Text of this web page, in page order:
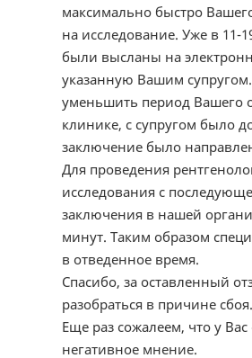
максимально быстро
на исследование. Уже в 11-
были высланы на
указанную Вашим
уменьшить период Вашего
клинике, с супругом было
заключение было
Для проведения
исследования с
заключения в нашей
минут. Таким образом
в отведенное время.
Спасибо, за оставленный
разобраться в причине сбоя.
Еще раз сожалеем, что у
негативное мнение.